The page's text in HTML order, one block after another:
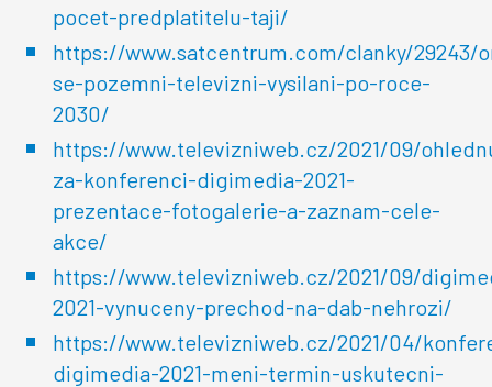
pocet-predplatitelu-taji/
https://www.satcentrum.com/clanky/29243/
se-pozemni-televizni-vysilani-po-roce-
2030/
https://www.televizniweb.cz/2021/09/
za-konferenci-digimedia-2021-
prezentace-fotogalerie-a-zaznam-cele-
akce/
https://www.televizniweb.cz/2021/09/
2021-vynuceny-prechod-na-dab-nehrozi/
https://www.televizniweb.cz/2021/04/
digimedia-2021-meni-termin-uskutecni-